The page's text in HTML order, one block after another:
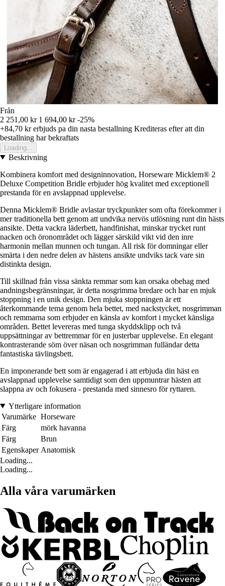
Från
2 251,00 kr 1 694,00 kr -25%
+84,70 krerbjuds pa din nasta bestallning Krediteras efter att din
bestallning har bekraftats
Loading...
Beskrivning
Kombinera komfort med designinnovation, Horseware Micklem® 2
Deluxe Competition Bridle erbjuder hög kvalitet med exceptionell
prestanda för en avslappnad upplevelse.
Denna Micklem® Bridle avlastar tryckpunkter som ofta förekommer i
mer traditionella bett genom att undvika nervös utlösning runt din hästs
ansikte. Detta vackra läderbett, handfinishat, minskar trycket runt
nacken och öronområdet och lägger särskild vikt vid den inre
harmonin mellan munnen och tungan. All risk för domningar eller
smärta i den nedre delen av hästens ansikte undviks tack vare sin
distinkta design.
Till skillnad från vissa sänkta remmar som kan orsaka obehag med
andningsbegränsningar, är detta nosgrimma bredare och har en mjuk
stoppning i en unik design. Den mjuka stoppningen är ett
återkommande tema genom hela bettet, med nackstycket, nosgrimman
och remmarna som erbjuder en känsla av komfort i mycket känsliga
områden. Bettet levereras med tunga skyddsklipp och två
uppsättningar av bettremmar för en justerbar upplevelse. En elegant
kontrasterande söm över näsan och nosgrimman fulländar detta
fantastiska tävlingsbett.
En imponerande bett som är engagerad i att erbjuda din häst en
avslappnad upplevelse samtidigt som den uppmuntrar hästen att
slappna av och fokusera - prestanda med sinnesro för ryttaren.
Ytterligare information
Varumärke Horseware
Färg
mörk havanna
Färg
Brun
Egenskaper Anatomisk
Loading...
Loading...
Alla våra varumärken